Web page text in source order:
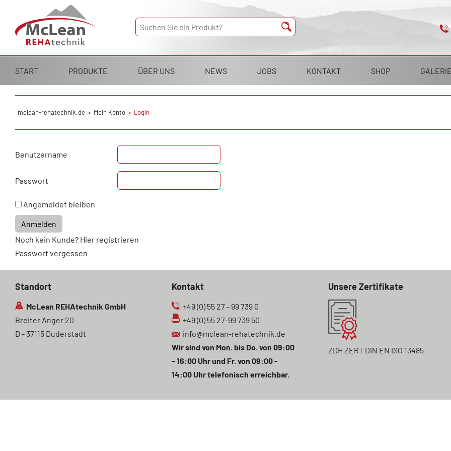
Navigation
überspringen
START PRODUKTE ÜBER UNS NEWS JOBS KONTAKT SHOP GALERIE
mclean-rehatechnik.de Mein Konto Login
Benutzername
Passwort
Angemeldet bleiben
Anmelden
Noch kein Kunde? Hier registrieren
Passwort vergessen
Standort
McLean REHAtechnik GmbH
Breiter Anger 20
D - 37115 Duderstadt
Kontakt
+49 (0) 55 27 - 99 739 0
+49 (0) 55 27-99 739 50
info@mclean-rehatechnik.de
Wir sind von Mon. bis Do. von 09:00
- 16:00 Uhr und Fr. von 09:00 -
14:00 Uhr telefonisch erreichbar.
Unsere Zertifikate
ZDH ZERT DIN EN ISO 13485